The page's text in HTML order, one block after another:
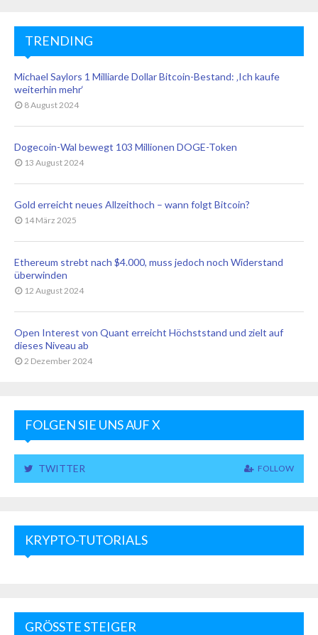
TRENDING
Michael Saylors 1 Milliarde Dollar Bitcoin-Bestand: ‚Ich kaufe
weiterhin mehr‘
8 August 2024
Dogecoin-Wal bewegt 103 Millionen DOGE-Token
13 August 2024
Gold erreicht neues Allzeithoch – wann folgt Bitcoin?
14 März 2025
Ethereum strebt nach $4.000, muss jedoch noch Widerstand
überwinden
12 August 2024
Open Interest von Quant erreicht Höchststand und zielt auf
dieses Niveau ab
2 Dezember 2024
FOLGEN SIE UNS AUF X
TWITTER FOLLOW
KRYPTO-TUTORIALS
GRÖSSTE STEIGER